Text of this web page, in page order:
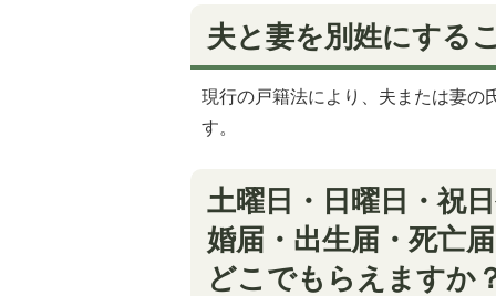
夫と妻を別姓にする
現行の戸籍法により、夫または妻の
す。
土曜日・日曜日・祝
婚届・出生届・死亡
どこでもらえますか